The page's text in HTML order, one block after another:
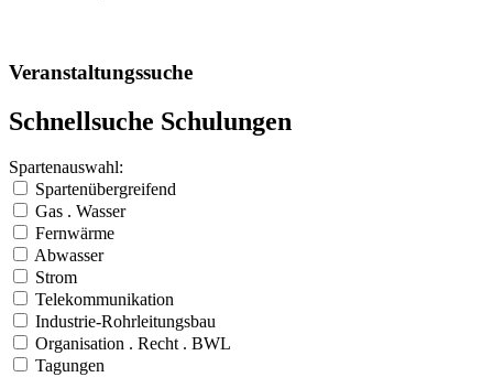
Veranstaltungssuche
Schnellsuche Schulungen
Spartenauswahl:
Spartenübergreifend
Gas . Wasser
Fernwärme
Abwasser
Strom
Telekommunikation
Industrie-Rohrleitungsbau
Organisation . Recht . BWL
Tagungen